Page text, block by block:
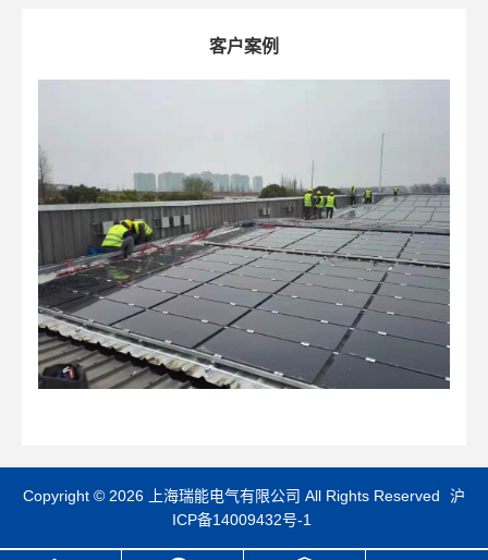
客户案例
Copyright © 2026 上海瑞能电气有限公司 All Rights Reserved
沪
ICP备14009432号-1